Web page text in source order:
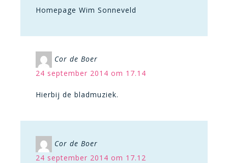
Homepage Wim Sonneveld
Cor de Boer
24 september 2014 om 17.14
Hierbij de bladmuziek.
Cor de Boer
24 september 2014 om 17.12